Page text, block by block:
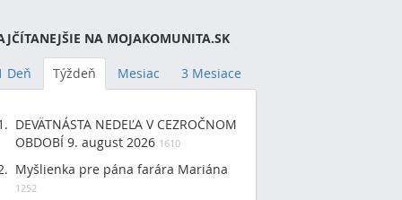
NA MOJAKOMUNITA.SK
Deň Týždeň Mesiac 3 Mesiace
DEVÄTNÁSTA NEDEĽA V CEZROČNOM
OBDOBÍ 9. august 2026 1610
Myšlienka pre pána farára Mariána
1252